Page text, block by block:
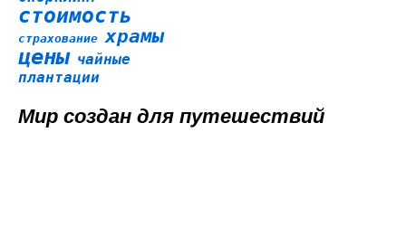
стоимость
страхование храмы
цены чайные
плантации
Мир создан для путешествий